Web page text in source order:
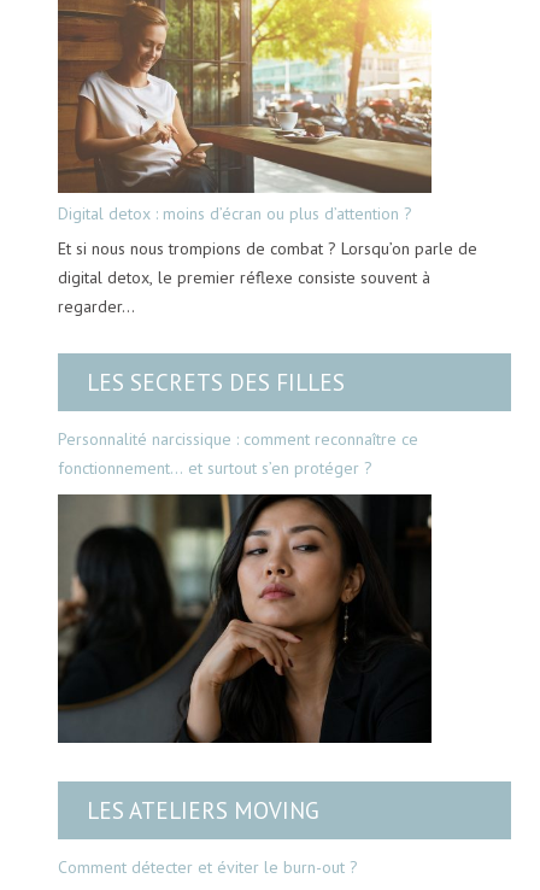
Digital detox : moins d’écran ou plus d’attention ?
Et si nous nous trompions de combat ? Lorsqu’on parle de
digital detox, le premier réflexe consiste souvent à
regarder…
LES SECRETS DES FILLES
Personnalité narcissique : comment reconnaître ce
fonctionnement… et surtout s’en protéger ?
LES ATELIERS MOVING
Comment détecter et éviter le burn-out ?